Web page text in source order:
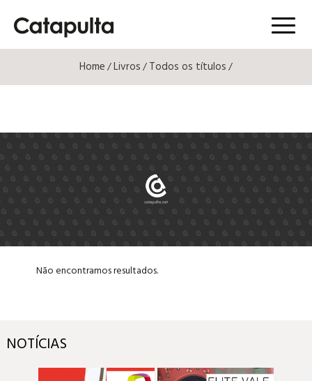
Menú
Home/Livros/Todos os títulos/
Não encontramos resultados.
NOTÍCIAS